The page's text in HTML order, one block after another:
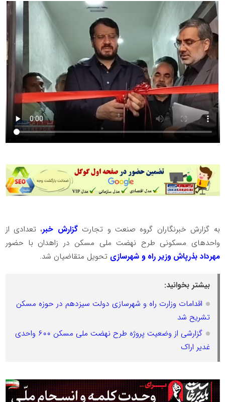
به گزارش خبرنگاران گروه صنعت و تجارتگزارش خبر، تعدادی از
واحدهای مسکونی طرح نهضت ملی مسکن در زاهدان با حضور
مهرداد بذرپاش وزیر راه و شهرسازی تحویل متقاضیان شد.
بیشتر بخوانید:
اقدامات وزارت راه و شهرسازی دولت سیزدهم در حوزه مسکن
تشریح شد
گزارشی از وضعیت پروژه طرح نهضت ملی مسکن ۶۰۰ واحدی
غدیر اراک